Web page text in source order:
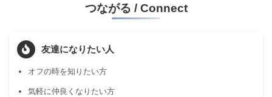
つながる / Connect
友達になりたい人
オフの時を知りたい方
気軽に仲良くなりたい方